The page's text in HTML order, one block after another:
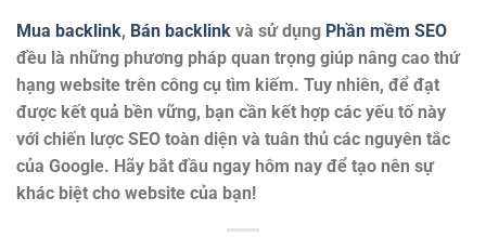
Mua backlink, Bán backlink và sử dụng Phần mềm SEO
đều là những phương pháp quan trọng giúp nâng cao thứ
hạng website trên công cụ tìm kiếm. Tuy nhiên, để đạt
được kết quả bền vững, bạn cần kết hợp các yếu tố này
với chiến lược SEO toàn diện và tuân thủ các nguyên tắc
của Google. Hãy bắt đầu ngay hôm nay để tạo nên sự
khác biệt cho website của bạn!